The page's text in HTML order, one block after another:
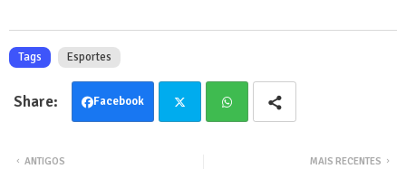
Tags Esportes
Facebook
MAIS RECENTES
ANTIGOS